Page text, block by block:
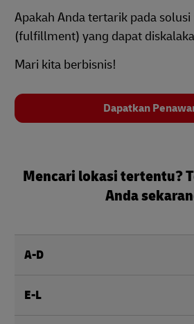
Apakah Anda tertarik pada
(fulfillment) yang dapat
Mari kita berbisnis!
Dapatkan
Mencari lokasi tertentu?
Anda
A-D
E-L